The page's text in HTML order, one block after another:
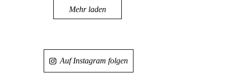
Mehr laden
Auf Instagram folgen